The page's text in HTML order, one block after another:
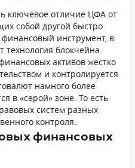
ключевое отличие ЦФА от
собой другой быстро
инструмент, в
технология блокчейна.
активов жестко
и контролируется
намного более
в «серой» зоне. То есть
систем разных
контроля.
финансовых